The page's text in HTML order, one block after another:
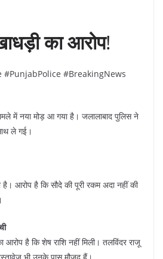
का आरोप!
#BreakingNews
में नया मोड़ आ गया है। जलालाबाद पुलिस ने
ले गई।
आरोप है कि सौदे की पूरी रकम अदा नहीं की
है कि शेष राशि नहीं मिली। तलविंदर राजू